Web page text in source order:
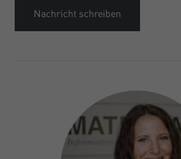
Nachricht schreiben